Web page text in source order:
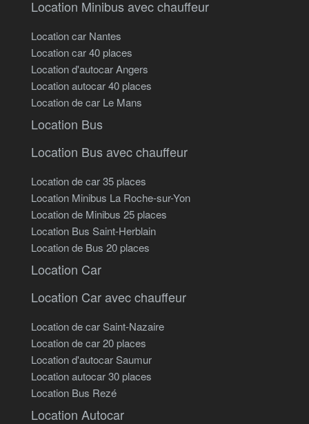
Location Minibus avec chauffeur
Location car Nantes
Location car 40 places
Location d'autocar Angers
Location autocar 40 places
Location de car Le Mans
Location Bus
Location Bus avec chauffeur
Location de car 35 places
Location Minibus La Roche-sur-Yon
Location de Minibus 25 places
Location Bus Saint-Herblain
Location de Bus 20 places
Location Car
Location Car avec chauffeur
Location de car Saint-Nazaire
Location de car 20 places
Location d'autocar Saumur
Location autocar 30 places
Location Bus Rezé
Location Autocar